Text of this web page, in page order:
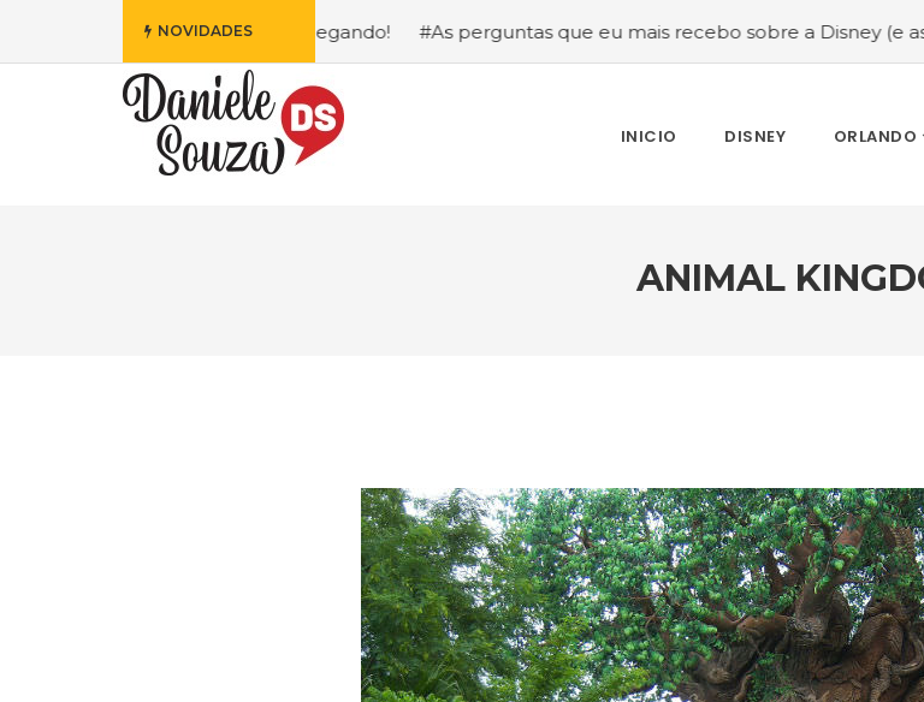
NOVIDADES
Fofa da Disney Está Chegando! #As perguntas que eu mais recebo sobre a Disney (e as
INICIO DISNEY ORLANDO
ANIMAL